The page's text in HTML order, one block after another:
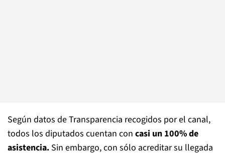
Según datos de Transparencia recogidos por el canal,
todos los diputados cuentan con casi un 100% de
asistencia. Sin embargo, con sólo acreditar su llegada